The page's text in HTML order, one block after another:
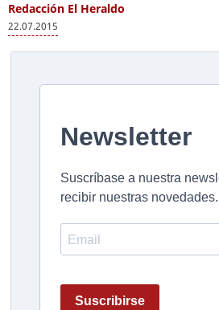
Redacción El Heraldo
22.07.2015